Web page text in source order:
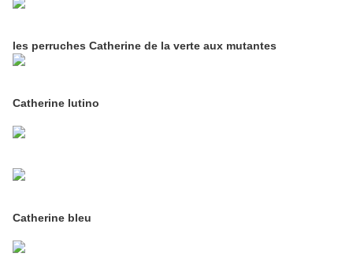
les perruches Catherine de la verte aux mutantes
Catherine lutino
Catherine bleu